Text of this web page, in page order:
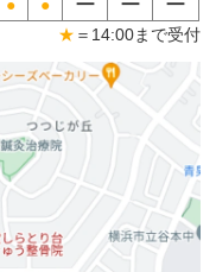
● ●
★ ＝14:00まで受付